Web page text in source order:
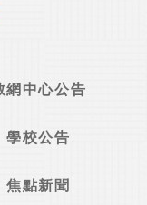
網中心公告
學校公告
焦點新聞